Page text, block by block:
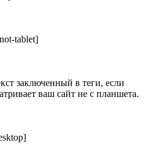
tablet]
заключенный в теги, если
ваш сайт не с планшета.